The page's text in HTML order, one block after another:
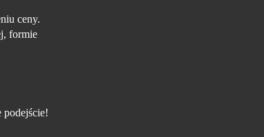
ceny.
formie
podejście!